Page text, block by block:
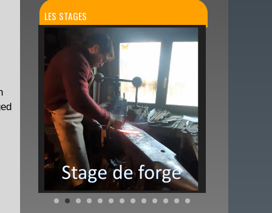
LES STAGES